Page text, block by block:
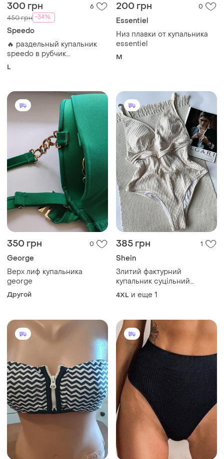
300 грн 6
450 грн -34%
Speedo
​🔥 раздельный купальник
speedo в рубчик
(теракотовый)
L
200 грн 0
Essentiel
Низ плавки от купальника
essentiel
M
350 грн 0
George
Верх лиф купальника
george
Другой
385 грн 1
Shein
Злитий фактурний
купальник суцільний
купальник
4XL и еще 1